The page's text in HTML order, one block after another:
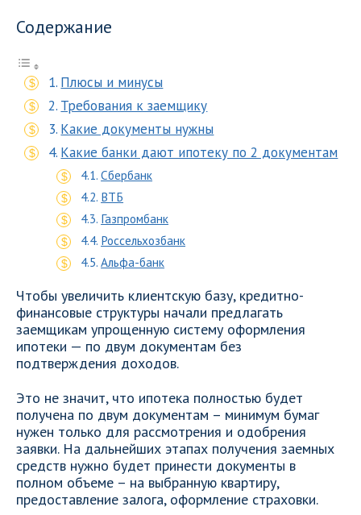
Содержание
Плюсы и минусы
Требования к заемщику
Какие документы нужны
Какие банки дают ипотеку по 2 документам
Сбербанк
ВТБ
Газпромбанк
Россельхозбанк
Альфа-банк
Чтобы увеличить клиентскую базу, кредитно-
финансовые структуры начали предлагать
заемщикам упрощенную систему оформления
ипотеки — по двум документам без
подтверждения доходов.
Это не значит, что ипотека полностью будет
получена по двум документам – минимум бумаг
нужен только для рассмотрения и одобрения
заявки. На дальнейших этапах получения заемных
средств нужно будет принести документы в
полном объеме – на выбранную квартиру,
предоставление залога, оформление страховки.